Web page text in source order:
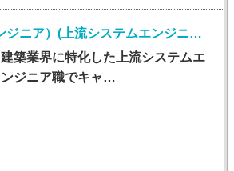
SE（システムエンジニア）(上流システムエンジニア/正社員)
建築業界に特化した上流システムエ
ンジニア職でキャ…